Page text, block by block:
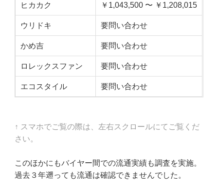
ヒカカク ￥1,043,500 〜 ￥1,208,015
ウリドキ 要問い合わせ
かめ吉 要問い合わせ
ロレックスファン 要問い合わせ
エコスタイル 要問い合わせ
↑ スマホでご覧の際は、左右スクロールにてご覧くだ
さい。
このほかにもバイヤー間での流通実績も調査を実施。
過去３年遡っても流通は確認できませんでした。